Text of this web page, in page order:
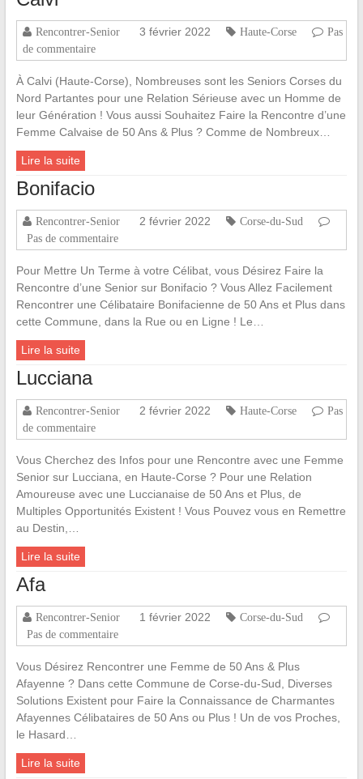
Rencontrer-Senior 3 février 2022 Haute-Corse
Pas
de commentaire
À Calvi (Haute-Corse), Nombreuses sont les Seniors Corses du
Nord Partantes pour une Relation Sérieuse avec un Homme de
leur Génération ! Vous aussi Souhaitez Faire la Rencontre d’une
Femme Calvaise de 50 Ans & Plus ? Comme de Nombreux…
Lire la suite
Bonifacio
Rencontrer-Senior 2 février 2022
Corse-du-Sud
Pas de commentaire
Pour Mettre Un Terme à votre Célibat, vous Désirez Faire la
Rencontre d’une Senior sur Bonifacio ? Vous Allez Facilement
Rencontrer une Célibataire Bonifacienne de 50 Ans et Plus dans
cette Commune, dans la Rue ou en Ligne ! Le…
Lire la suite
Lucciana
Rencontrer-Senior 2 février 2022 Haute-Corse
Pas
de commentaire
Vous Cherchez des Infos pour une Rencontre avec une Femme
Senior sur Lucciana, en Haute-Corse ? Pour une Relation
Amoureuse avec une Luccianaise de 50 Ans et Plus, de
Multiples Opportunités Existent ! Vous Pouvez vous en Remettre
au Destin,…
Lire la suite
Afa
Rencontrer-Senior 1 février 2022
Corse-du-Sud
Pas de commentaire
Vous Désirez Rencontrer une Femme de 50 Ans & Plus
Afayenne ? Dans cette Commune de Corse-du-Sud, Diverses
Solutions Existent pour Faire la Connaissance de Charmantes
Afayennes Célibataires de 50 Ans ou Plus ! Un de vos Proches,
le Hasard…
Lire la suite